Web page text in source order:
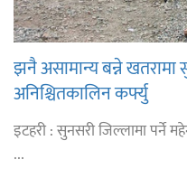
झनै असामान्य बन्ने खतरामा
अनिश्चितकालिन कर्फ्यु
इटहरी : सुनसरी जिल्लामा पर्ने
...